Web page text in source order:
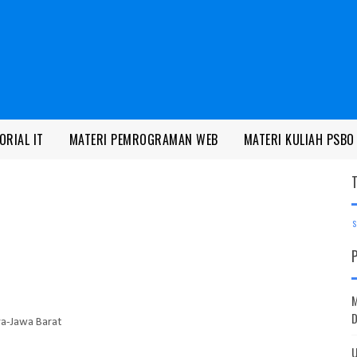
IT MATERI PEMROGRAMAN WEB MATERI KULIAH PSBO
Jawa Barat